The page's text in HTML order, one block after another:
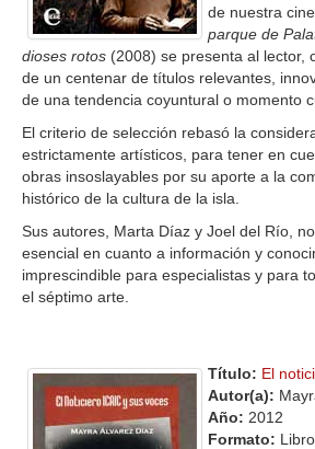
de nuestra
parque de
dioses rotos (2008) se presenta al lector,
de un centenar de títulos relevantes,
de una tendencia coyuntural o momento
El criterio de selección rebasó la
estrictamente artísticos, para tener en
obras insoslayables por su aporte a la
histórico de la cultura de la isla.
Sus autores, Marta Díaz y Joel del Río,
esencial en cuanto a información y
imprescindible para especialistas y para
el séptimo arte.
Título: El
Autor(a):
Año: 2012
Formato: Libro